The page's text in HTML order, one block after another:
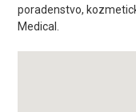
poradenstvo,
Medical.